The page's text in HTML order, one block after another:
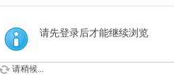
索
请先登录后才能继续浏览
请稍候...